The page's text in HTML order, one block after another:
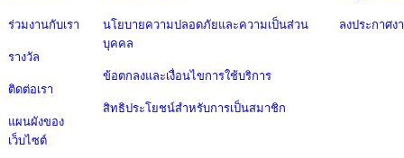
ร่วมงานกับเรา
รางวัล
ติดต่อเรา
แผนผังของ
เว็บไซต์
นโยบายความปลอดภัยและความเป็นส่วน
บุคคล
ข้อตกลงและเงื่อนไขการใช้บริการ
สิทธิประโยชน์สำหรับการเป็นสมาชิก
ลงประกาศง